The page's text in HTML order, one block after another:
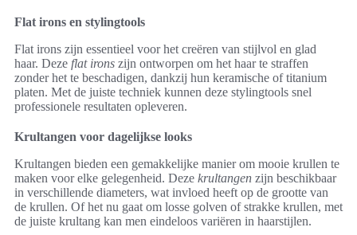
Flat irons en stylingtools
Flat irons zijn essentieel voor het creëren van stijlvol en glad
haar. Deze flat irons zijn ontworpen om het haar te straffen
zonder het te beschadigen, dankzij hun keramische of titanium
platen. Met de juiste techniek kunnen deze stylingtools snel
professionele resultaten opleveren.
Krultangen voor dagelijkse looks
Krultangen bieden een gemakkelijke manier om mooie krullen te
maken voor elke gelegenheid. Deze krultangen zijn beschikbaar
in verschillende diameters, wat invloed heeft op de grootte van
de krullen. Of het nu gaat om losse golven of strakke krullen, met
de juiste krultang kan men eindeloos variëren in haarstijlen.